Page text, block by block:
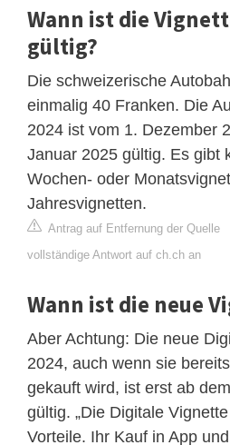
Wann ist die
gültig?
Die schweizerische
einmalig 40 Franken. Die
2024 ist vom 1. Dezember
Januar 2025 gültig. Es gibt
Wochen- oder
Jahresvignetten.
Antrag auf Entfernung der Quelle
vollständige Antwort auf ch.ch an
Wann ist die neue
Aber Achtung: Die neue
2024, auch wenn sie
gekauft wird, ist erst ab
gültig. „Die Digitale
Vorteile. Ihr Kauf in App